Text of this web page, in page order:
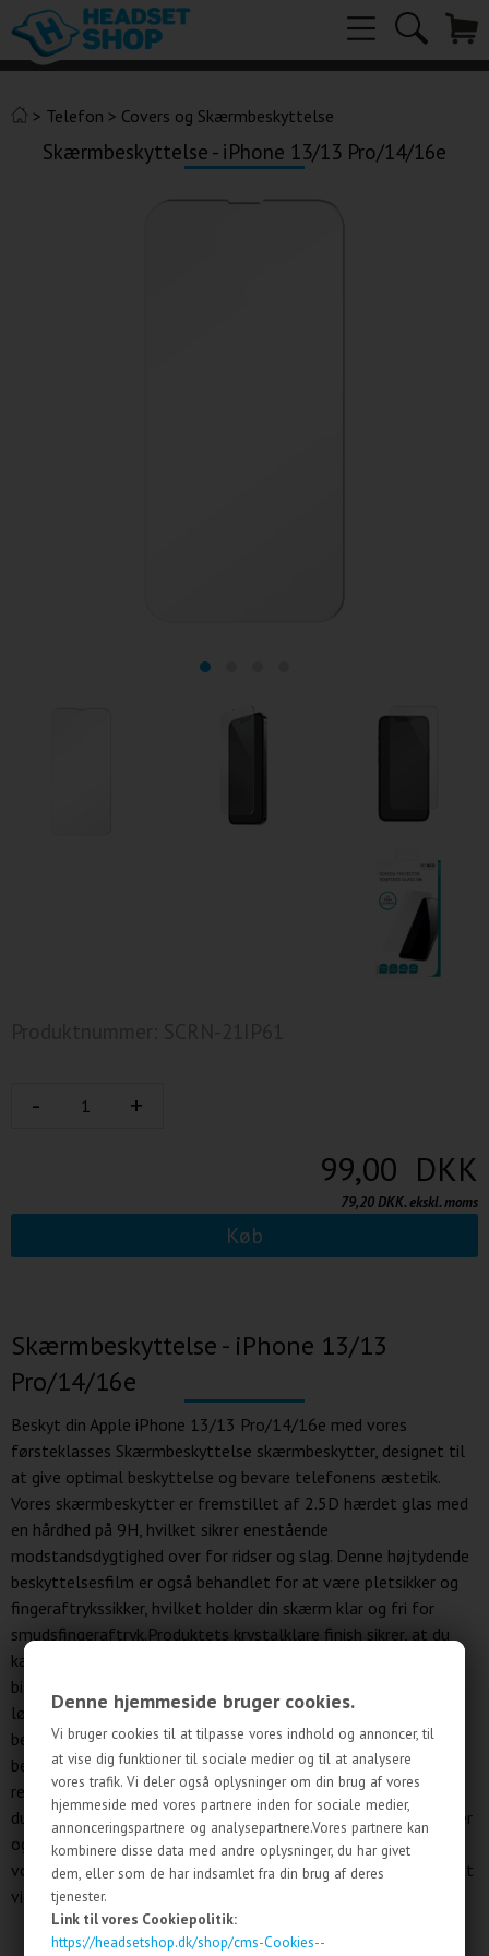
Denne hjemmeside bruger cookies.
Vi bruger cookies til at tilpasse vores indhold og annoncer, til
at vise dig funktioner til sociale medier og til at analysere
vores trafik. Vi deler også oplysninger om din brug af vores
hjemmeside med vores partnere inden for sociale medier,
annonceringspartnere og analysepartnere.Vores partnere kan
kombinere disse data med andre oplysninger, du har givet
dem, eller som de har indsamlet fra din brug af deres
tjenester.
Link til vores Cookiepolitik:
https://headsetshop.dk/shop/cms-Cookies--
> Telefon > Covers og Skærmbeskyttelse
Skærmbeskyttelse - iPhone 13/13 Pro/14/16e
99,00 DKK
79,20 DKK. ekskl. moms
Køb
Skærmbeskyttelse - iPhone 13/13
Pro/14/16e
Beskyt din Apple iPhone 13/13 Pro/14/16e med vores
førsteklasses Skærmbeskyttelse skærmbeskytter, designet til
at give optimal beskyttelse og bevare telefonens æstetik.
Vores skærmbeskytter er fremstillet af 2.5D hærdet glas med
en hårdhed på 9H, hvilket sikrer enestående
modstandsdygtighed over for ridser og slag. Denne højtydende
beskyttelsesfilm er også behandlet for at være pletsikker og
fingeraftrykssikker, hvilket holder din skærm klar og fri for
smudsfingeraftryk.Produktets krystalklare finish sikrer, at du
kan nyde din enheds HD-skærm uden forringelse af
billedkvaliteten eller farveægthed. Dette er den perfekte
løsning for at holde din iPhone ser ny ud, samtidig med at den
beskyttes mod daglig brug.Pakken indeholder alt, hvad du
behøver for en ubesværet installation: en skærmbeskytter, en
renseklud og et støvfjernelsesmærkat. Med disse tilbehør kan
du nemt og effektivt installere skærmbeskytteren uden bobler
og støv.Investér i langvarig beskyttelse til din iPhone med
vores skærmbeskytter, og nyd den ro i sindet, der følger med at
vide, at din telefon er sikret mod hverdagens udfordringer.